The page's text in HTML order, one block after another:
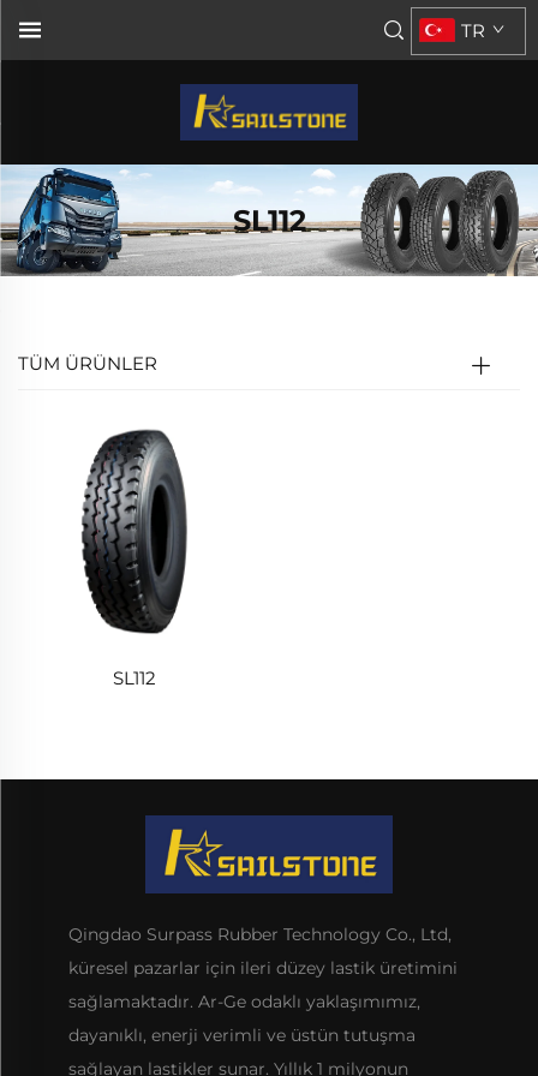
TR
SL112
TÜM ÜRÜNLER
SL112
Qingdao Surpass Rubber Technology Co., Ltd,
küresel pazarlar için ileri düzey lastik üretimini
sağlamaktadır. Ar-Ge odaklı yaklaşımımız,
dayanıklı, enerji verimli ve üstün tutuşma
sağlayan lastikler sunar. Yıllık 1 milyonun